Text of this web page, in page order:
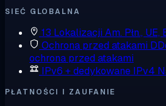
SIEĆ GLOBALNA
13 Lokalizacji Am. Płn.,
Ochrona przed atakami
ochrona przed atakami
IPv6 + dedykowane IPv4
PŁATNOŚCI I ZAUFANIE